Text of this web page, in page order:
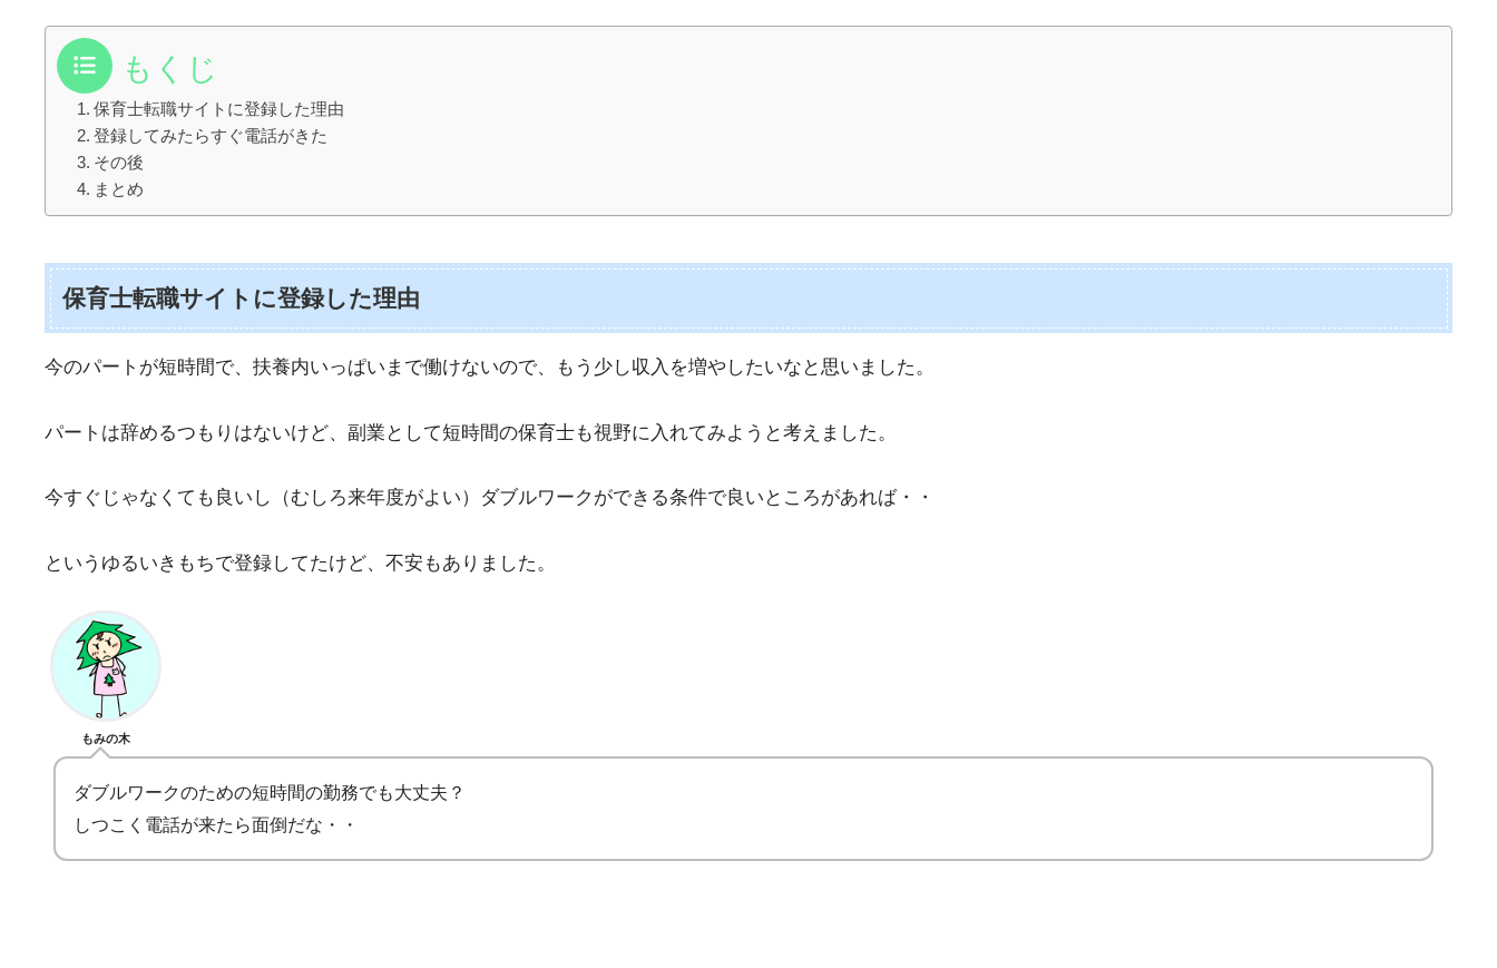
もくじ
保育士転職サイトに登録した理由
登録してみたらすぐ電話がきた
その後
まとめ
保育士転職サイトに登録した理由
今のパートが短時間で、扶養内いっぱいまで働けないので、もう少し収入を増やしたいなと思いました。
パートは辞めるつもりはないけど、副業として短時間の保育士も視野に入れてみようと考えました。
今すぐじゃなくても良いし（むしろ来年度がよい）ダブルワークができる条件で良いところがあれば・・
というゆるいきもちで登録してたけど、不安もありました。
もみの木
ダブルワークのための短時間の勤務でも大丈夫？
しつこく電話が来たら面倒だな・・